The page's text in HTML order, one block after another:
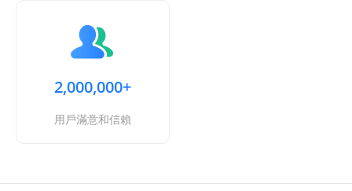
2,000,000+
用戶滿意和信賴